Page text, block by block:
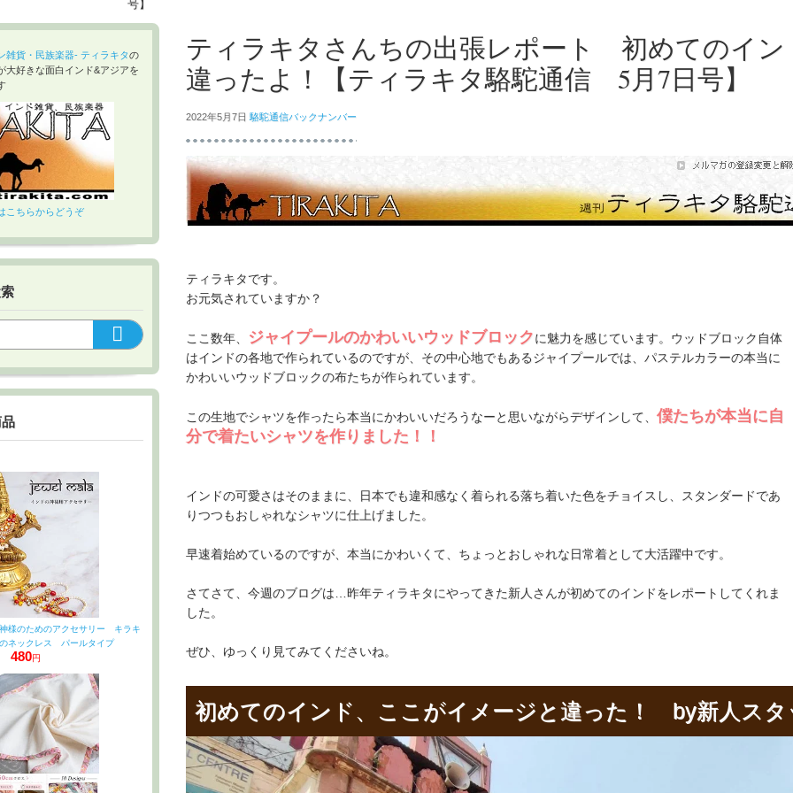
号】
ティラキタさんちの出張レポート 初めてのイン
違ったよ！【ティラキタ駱駝通信 5月7日号】
2022年5月7日 駱駝通信バックナンバー
ティラキタです。
お元気されていますか？
ここ数年、 ジャイプールのかわいいウッドブロックに魅力を感じています。ウッドブロック自体
はインドの各地で作られているのですが、その中心地でもあるジャイプールでは、パステルカラーの本当に
かわいいウッドブロックの布たちが作られています。
この生地でシャツを作ったら本当にかわいいだろうなーと思いながらデザインして、 僕たちが本当に自
分で着たいシャツを作りました！！
インドの可愛さはそのままに、日本でも違和感なく着られる落ち着いた色をチョイスし、スタンダードであ
りつつもおしゃれなシャツに仕上げました。
早速着始めているのですが、本当にかわいくて、ちょっとおしゃれな日常着として大活躍中です。
さてさて、今週のブログは…昨年ティラキタにやってきた新人さんが初めてのインドをレポートしてくれま
した。
ぜひ、ゆっくり見てみてくださいね。
初めてのインド、ここがイメージと違った！ by新人スタ
雑貨・民族楽器- ティラキタの
大好きな面白インド&アジアを
こちらからどうぞ
様のためのアクセサリー キラキ
ネックレス パールタイプ
480円